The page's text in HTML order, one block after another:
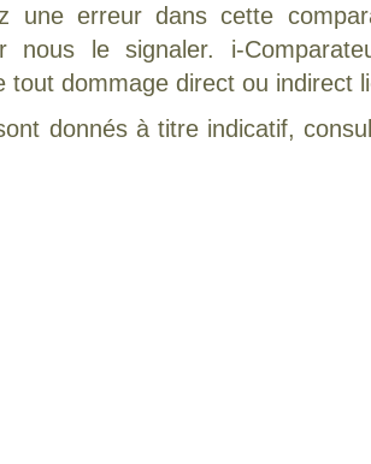
une erreur dans cette
nous le signaler. i-
tout dommage direct ou indirect
donnés à titre indicatif,